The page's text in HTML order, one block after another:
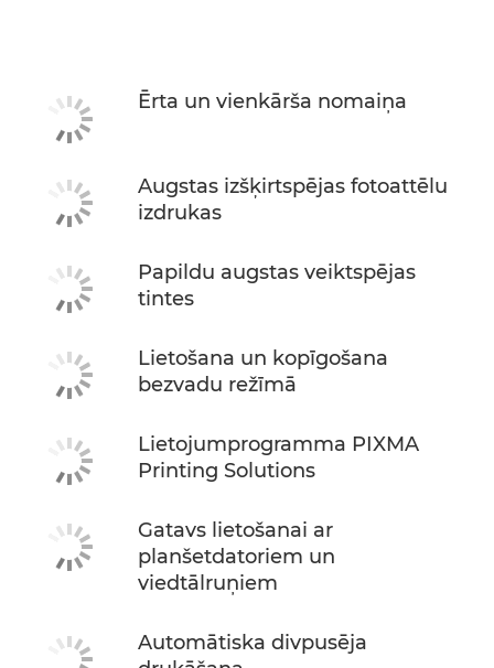
Ērta un vienkārša nomaiņa
Augstas izšķirtspējas fotoattēlu
izdrukas
Papildu augstas veiktspējas
tintes
Lietošana un kopīgošana
bezvadu režīmā
Lietojumprogramma PIXMA
Printing Solutions
Gatavs lietošanai ar
planšetdatoriem un
viedtālruņiem
Automātiska divpusēja